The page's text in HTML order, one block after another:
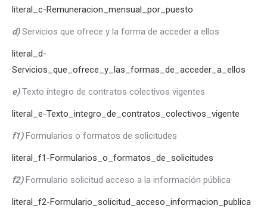
literal_c-Remuneracion_mensual_por_puesto
d)Servicios que ofrece y la forma de acceder a ellos
literal_d-
Servicios_que_ofrece_y_las_formas_de_acceder_a_ellos
e)Texto íntegro de contratos colectivos vigentes
literal_e-Texto_integro_de_contratos_colectivos_vigente
f1)Formularios o formatos de solicitudes
literal_f1-Formularios_o_formatos_de_solicitudes
f2)Formulario solicitud acceso a la información pública
literal_f2-Formulario_solicitud_acceso_informacion_publica